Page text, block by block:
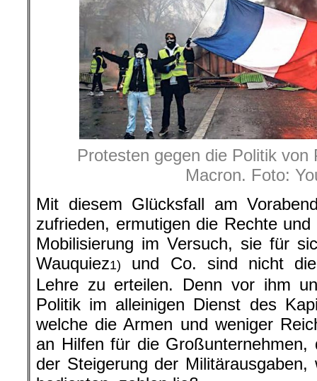
Protesten gegen die Politik von
Macron. Foto:
Mit diesem Glücksfall am
zufrieden, ermutigen die Rechte
Mobilisierung im Versuch, sie für
Wauquiez1)
und Co. sind nicht
Lehre zu erteilen. Denn vor ihm
Politik im alleinigen Dienst des
welche die Armen und weniger
an Hilfen für die
der Steigerung der Militärausgaben,